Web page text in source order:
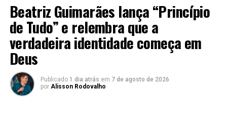
Beatriz Guimarães lança “Princípio
de Tudo” e relembra que a
verdadeira identidade começa em
Deus
Publicado 1 dia atrás em 7 de agosto de 2026
por Alisson Rodovalho